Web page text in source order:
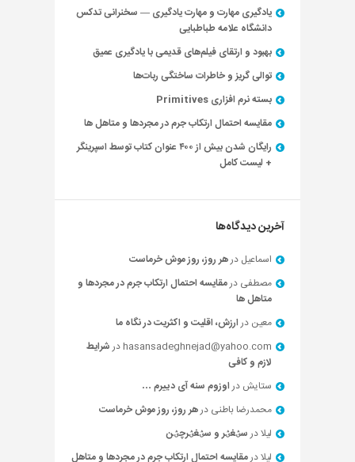
یادگیری مهارت و مهارت یادگیری — سخنرانی تدکس
دانشگاه علامه طباطبایی
بهبود و ارتقای فیلم‌های قدیمی با یادگیری عمیق
توالی گریز و خاطرات ساختگی ربات‌ها
بسته نرم افزاری Primitives
مقایسه احتمال ارتکاب جرم در مجردها و متاهل ها
رایگان شدن بیش از ۴۰۰ عنوان کتاب توسط اسپرینگر
+ لیست کامل
آخرین دیدگاه‌ها
اسماعیل درهر روز، روز موش خرماست
مصطفی درمقایسه احتمال ارتکاب جرم در مجردها و
متاهل ها
معین درارزش، اقلیت و اکثریت در نگاه ما
hasansadeghnejad@yahoo.com درشرایط
لازم و کافی
ستایش دراوزوم سنه آی دییرم …
محمدرضا باطنی درهر روز، روز موش خرماست
لیلادرسؽغؽر و سؽغؽرچؽن
لیلادرمقایسه احتمال ارتکاب جرم در مجردها و متاهل